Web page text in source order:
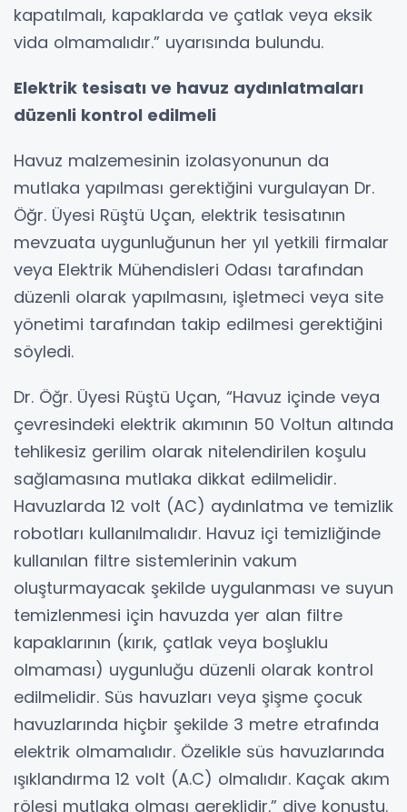
kapatılmalı, kapaklarda ve çatlak veya eksik
vida olmamalıdır.” uyarısında bulundu.
Elektrik tesisatı ve havuz aydınlatmaları
düzenli kontrol edilmeli
Havuz malzemesinin izolasyonunun da
mutlaka yapılması gerektiğini vurgulayan Dr.
Öğr. Üyesi Rüştü Uçan, elektrik tesisatının
mevzuata uygunluğunun her yıl yetkili firmalar
veya Elektrik Mühendisleri Odası tarafından
düzenli olarak yapılmasını, işletmeci veya site
yönetimi tarafından takip edilmesi gerektiğini
söyledi.
Dr. Öğr. Üyesi Rüştü Uçan, “Havuz içinde veya
çevresindeki elektrik akımının 50 Voltun altında
tehlikesiz gerilim olarak nitelendirilen koşulu
sağlamasına mutlaka dikkat edilmelidir.
Havuzlarda 12 volt (AC) aydınlatma ve temizlik
robotları kullanılmalıdır. Havuz içi temizliğinde
kullanılan filtre sistemlerinin vakum
oluşturmayacak şekilde uygulanması ve suyun
temizlenmesi için havuzda yer alan filtre
kapaklarının (kırık, çatlak veya boşluklu
olmaması) uygunluğu düzenli olarak kontrol
edilmelidir. Süs havuzları veya şişme çocuk
havuzlarında hiçbir şekilde 3 metre etrafında
elektrik olmamalıdır. Özelikle süs havuzlarında
ışıklandırma 12 volt (A.C) olmalıdır. Kaçak akım
rölesi mutlaka olması gereklidir.” diye konuştu.